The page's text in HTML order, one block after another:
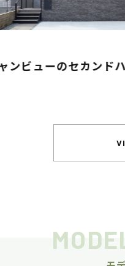
木塀と植栽で包ま